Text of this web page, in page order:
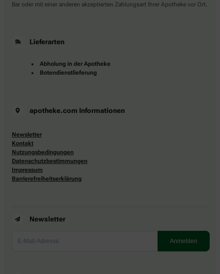
Bar oder mit einer anderen akzeptierten Zahlungsart Ihrer Apotheke vor Ort.
Lieferarten
Abholung in der Apotheke
Botendienstlieferung
apotheke.com Informationen
Newsletter
Kontakt
Nutzungsbedingungen
Datenschutzbestimmungen
Impressum
Barrierefreiheitserklärung
Newsletter